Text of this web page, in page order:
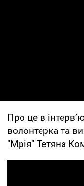
Про це в
волонтерка та
"Мрія" Тетяна